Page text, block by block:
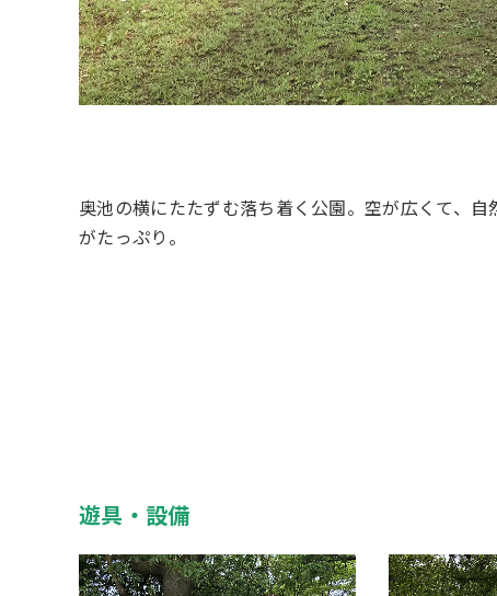
奥池の横にたたずむ落ち着く公園。空が広くて、自
がたっぷり。
遊具・設備